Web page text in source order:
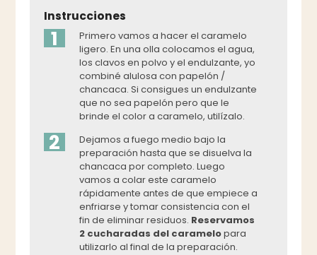
Instrucciones
1
Primero vamos a hacer el caramelo
ligero. En una olla colocamos el agua,
los clavos en polvo y el endulzante, yo
combiné alulosa con papelón /
chancaca. Si consigues un endulzante
que no sea papelón pero que le
brinde el color a caramelo, utilízalo.
2
Dejamos a fuego medio bajo la
preparación hasta que se disuelva la
chancaca por completo. Luego
vamos a colar este caramelo
rápidamente antes de que empiece a
enfriarse y tomar consistencia con el
fin de eliminar residuos. Reservamos
2 cucharadas del caramelopara
utilizarlo al final de la preparación.